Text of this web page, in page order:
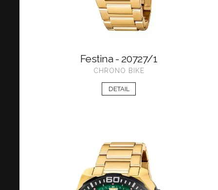
Festina - 20727/1
CHRONO BIKE
DETAIL